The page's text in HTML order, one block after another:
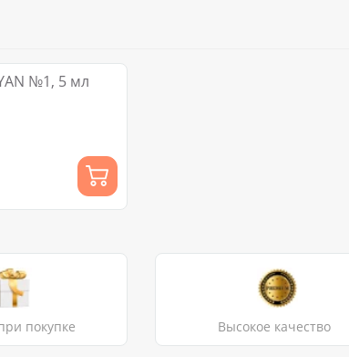
NESMIYAN №1, 5 мл
покупке Высокое качество